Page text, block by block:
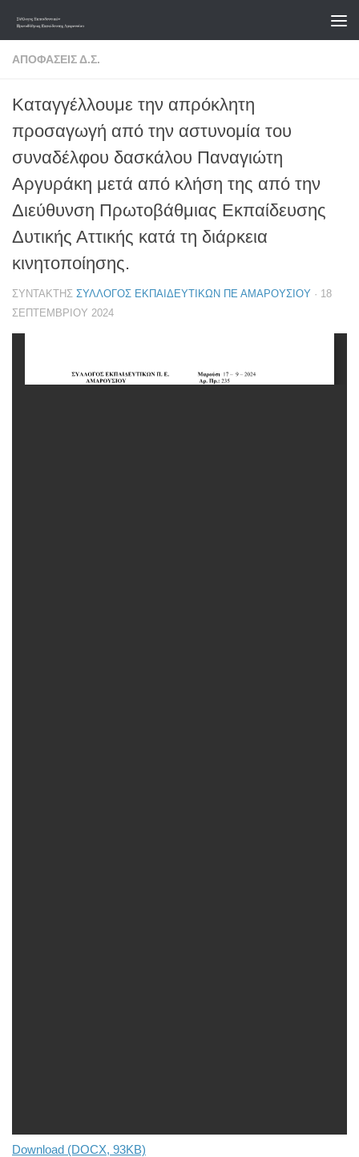
Skip to content
ΑΠΟΦΆΣΕΙΣ Δ.Σ.
Καταγγέλλουμε την απρόκλητη
προσαγωγή από την αστυνομία του
συναδέλφου δασκάλου Παναγιώτη
Αργυράκη μετά από κλήση της από την
Διεύθυνση Πρωτοβάθμιας Εκπαίδευσης
Δυτικής Αττικής κατά τη διάρκεια
κινητοποίησης.
ΣΥΝΤΆΚΤΗΣ ΣΎΛΛΟΓΟΣ ΕΚΠΑΙΔΕΥΤΙΚΏΝ ΠΕ ΑΜΑΡΟΥΣΊΟΥ · 18
ΣΕΠΤΕΜΒΡΊΟΥ 2024
Download (DOCX, 93KB)